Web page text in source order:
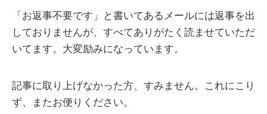
「お返事不要です」と書いてあるメールには返事を出
しておりませんが、すべてありがたく読ませていただ
いてます。大変励みになっています。
記事に取り上げなかった方、すみません。これにこり
ず、またお便りください。